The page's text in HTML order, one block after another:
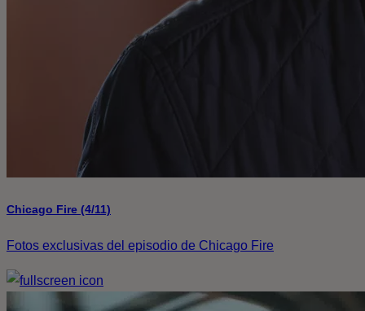
Chicago Fire (4/11)
Fotos exclusivas del episodio de Chicago Fire